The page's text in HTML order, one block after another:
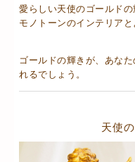
愛らしい天使のゴールド
モノトーンのインテリア
ゴールドの輝きが、あな
れるでしょう。
天使